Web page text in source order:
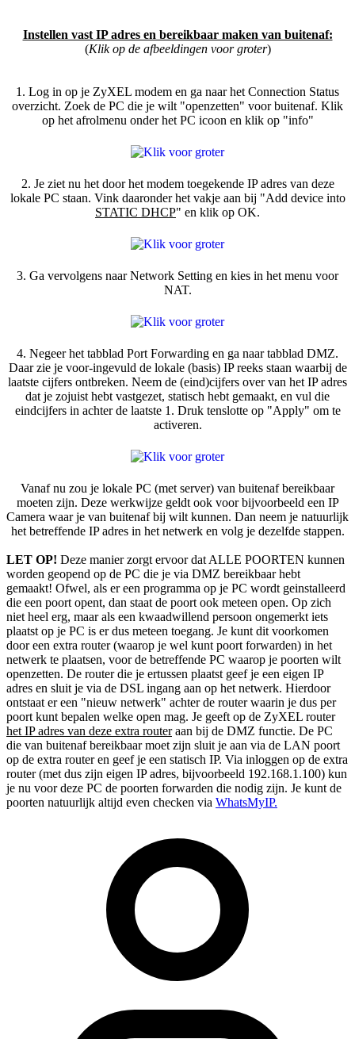
Instellen vast IP adres en bereikbaar maken van buitenaf:
(Klik op de afbeeldingen voor groter)
1. Log in op je ZyXEL modem en ga naar het Connection Status
overzicht. Zoek de PC die je wilt "openzetten" voor buitenaf. Klik
op het afrolmenu onder het PC icoon en klik op "info"
2. Je ziet nu het door het modem toegekende IP adres van deze
lokale PC staan. Vink daaronder het vakje aan bij "Add device into
STATIC DHCP" en klik op OK.
3. Ga vervolgens naar Network Setting en kies in het menu voor
NAT.
4. Negeer het tabblad Port Forwarding en ga naar tabblad DMZ.
Daar zie je voor-ingevuld de lokale (basis) IP reeks staan waarbij de
laatste cijfers ontbreken. Neem de (eind)cijfers over van het IP adres
dat je zojuist hebt vastgezet, statisch hebt gemaakt, en vul die
eindcijfers in achter de laatste 1. Druk tenslotte op "Apply" om te
activeren.
Vanaf nu zou je lokale PC (met server) van buitenaf bereikbaar
moeten zijn. Deze werkwijze geldt ook voor bijvoorbeeld een IP
Camera waar je van buitenaf bij wilt kunnen. Dan neem je natuurlijk
het betreffende IP adres in het netwerk en volg je dezelfde stappen.
LET OP! Deze manier zorgt ervoor dat ALLE POORTEN kunnen
worden geopend op de PC die je via DMZ bereikbaar hebt
gemaakt! Ofwel, als er een programma op je PC wordt geinstalleerd
die een poort opent, dan staat de poort ook meteen open. Op zich
niet heel erg, maar als een kwaadwillend persoon ongemerkt iets
plaatst op je PC is er dus meteen toegang. Je kunt dit voorkomen
door een extra router (waarop je wel kunt poort forwarden) in het
netwerk te plaatsen, voor de betreffende PC waarop je poorten wilt
openzetten. De router die je ertussen plaatst geef je een eigen IP
adres en sluit je via de DSL ingang aan op het netwerk. Hierdoor
ontstaat er een "nieuw netwerk" achter de router waarin je dus per
poort kunt bepalen welke open mag. Je geeft op de ZyXEL router
het IP adres van deze extra routeraan bij de DMZ functie. De PC
die van buitenaf bereikbaar moet zijn sluit je aan via de LAN poort
op de extra router en geef je een statisch IP. Via inloggen op de extra
router (met dus zijn eigen IP adres, bijvoorbeeld 192.168.1.100) kun
je nu voor deze PC de poorten forwarden die nodig zijn. Je kunt de
poorten natuurlijk altijd even checken via WhatsMyIP.